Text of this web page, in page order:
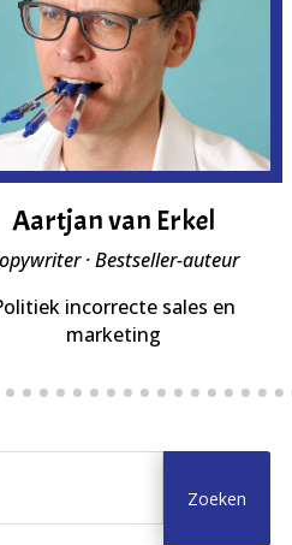
Aartjan van Erkel
· Bestseller-auteur
incorrecte sales en
marketing